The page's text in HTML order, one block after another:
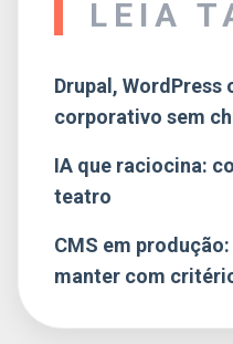
LEIA
Drupal, WordPress
corporativo sem
IA que raciocina:
teatro
CMS em
manter com